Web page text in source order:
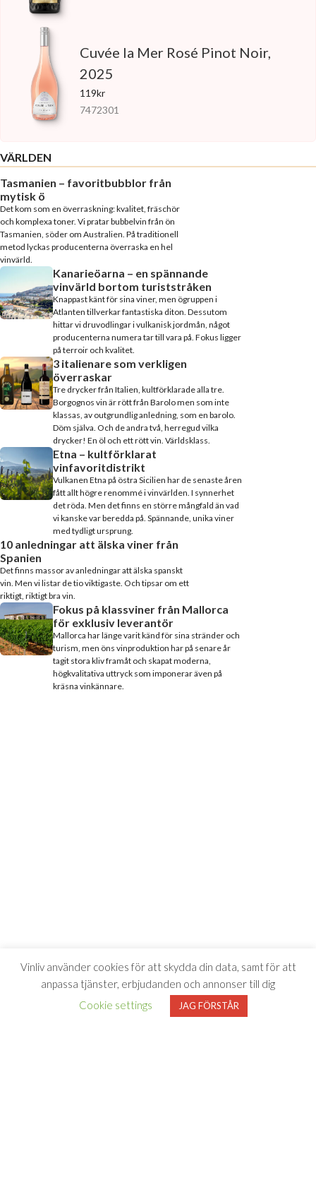
Cuvée la Mer Rosé Pinot Noir,
2025
119kr
7472301
VÄRLDEN
Tasmanien – favoritbubblor från
mytisk ö
Det kom som en överraskning: kvalitet, fräschör
och komplexa toner. Vi pratar bubbelvin från ön
Tasmanien, söder om Australien. På traditionell
metod lyckas producenterna överraska en hel
vinvärld.
Kanarieöarna – en spännande
vinvärld bortom turiststråken
Knappast känt för sina viner, men ögruppen i
Atlanten tillverkar fantastiska diton. Dessutom
hittar vi druvodlingar i vulkanisk jordmån, något
producenterna numera tar till vara på. Fokus ligger
på terroir och kvalitet.
3 italienare som verkligen
överraskar
Tre drycker från Italien, kultförklarade alla tre.
Borgognos vin är rött från Barolo men som inte
klassas, av outgrundlig anledning, som en barolo.
Döm själva. Och de andra två, herregud vilka
drycker! En öl och ett rött vin. Världsklass.
Etna – kultförklarat
vinfavoritdistrikt
Vulkanen Etna på östra Sicilien har de senaste åren
fått allt högre renommé i vinvärlden. I synnerhet
det röda. Men det finns en större mångfald än vad
vi kanske var beredda på. Spännande, unika viner
med tydligt ursprung.
10 anledningar att älska viner från
Spanien
Det finns massor av anledningar att älska spanskt
vin. Men vi listar de tio viktigaste. Och tipsar om ett
riktigt, riktigt bra vin.
Fokus på klassviner från Mallorca
för exklusiv leverantör
Mallorca har länge varit känd för sina stränder och
turism, men öns vinproduktion har på senare år
tagit stora kliv framåt och skapat moderna,
högkvalitativa uttryck som imponerar även på
kräsna vinkännare.
Vinliv använder cookies för att skydda din data, samt för att
anpassa tjänster, erbjudanden och annonser till dig
Cookie settings
JAG FÖRSTÅR